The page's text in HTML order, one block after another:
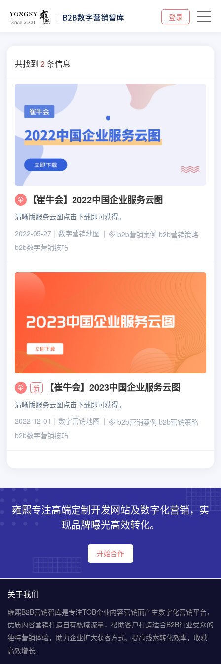
登录
共找到 2 条信息
【崔牛会】2022中国企业服务云图
清晰版服务云图点击下载即可获得。
2022-05-27
数字营销地图 b2b营销案例 b2b营销策略
b2b数字营销技巧
新 【崔牛会】2023中国企业服务云图
清晰版服务云图点击下载即可获得。
2022-12-01
数字营销地图 b2b营销案例 b2b营销策略
b2b数字营销技巧
雍熙专注高端定制开发网站及数字化营销，实
现品牌曝光高效转化。
开始合作
关于我们
雍熙B2B营销智库是专注TOB企业内容营销而产生数字化营销平台，
优质内容营销打造自有私域流量，帮助客户打造适合B2B行业受众的
独特营销体验，助力企业扩大获客方式、提高线索转化效率，收获
高效增长。